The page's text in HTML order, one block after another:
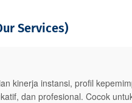
Services)
kinerja instansi, profil
dan profesional. Cocok